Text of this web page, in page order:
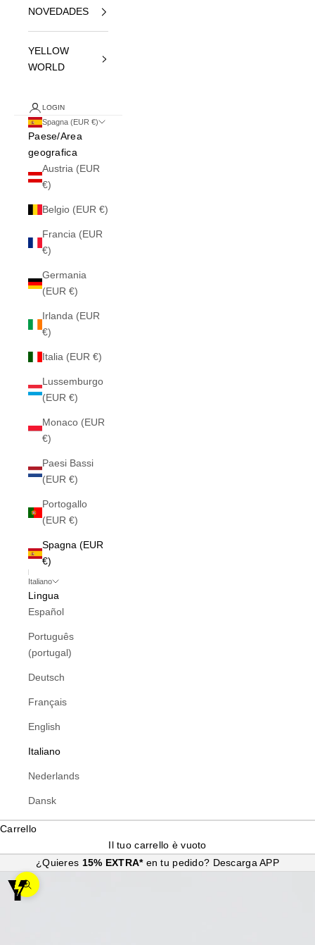
NOVEDADES
YELLOW
WORLD
LOGIN
Spagna (EUR €)
Paese/Area
geografica
Austria (EUR
€)
Belgio (EUR €)
Francia (EUR
€)
Germania
(EUR €)
Irlanda (EUR
€)
Italia (EUR €)
Lussemburgo
(EUR €)
Monaco (EUR
€)
Paesi Bassi
(EUR €)
Portogallo
(EUR €)
Spagna (EUR
€)
Italiano
Lingua
Español
Português
(portugal)
Deutsch
Français
English
Italiano
Nederlands
Dansk
Carrello
Il tuo carrello è vuoto
¿Quieres 15% EXTRA* en tu pedido? Descarga APP
Ingrandisci immagine